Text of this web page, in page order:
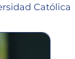
Católica